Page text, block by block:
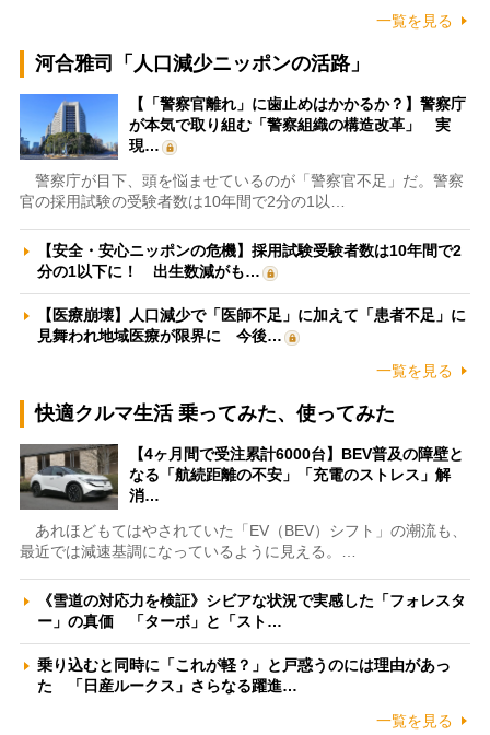
一覧を見る
河合雅司「人口減少ニッポンの活路」
【「警察官離れ」に歯止めはかかるか？】警察庁
が本気で取り組む「警察組織の構造改革」 実
現…
警察庁が目下、頭を悩ませているのが「警察官不足」だ。警察
官の採用試験の受験者数は10年間で2分の1以…
【安全・安心ニッポンの危機】採用試験受験者数は10年間で2
分の1以下に！ 出生数減がも…
【医療崩壊】人口減少で「医師不足」に加えて「患者不足」に
見舞われ地域医療が限界に 今後…
一覧を見る
快適クルマ生活 乗ってみた、使ってみた
【4ヶ月間で受注累計6000台】BEV普及の障壁と
なる「航続距離の不安」「充電のストレス」解
消…
あれほどもてはやされていた「EV（BEV）シフト」の潮流も、
最近では減速基調になっているように見える。…
《雪道の対応力を検証》シビアな状況で実感した「フォレスタ
ー」の真価 「ターボ」と「スト…
乗り込むと同時に「これが軽？」と戸惑うのには理由があっ
た 「日産ルークス」さらなる躍進…
一覧を見る